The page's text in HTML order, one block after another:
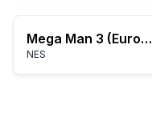
Mega Man 3 (Europe)
NES